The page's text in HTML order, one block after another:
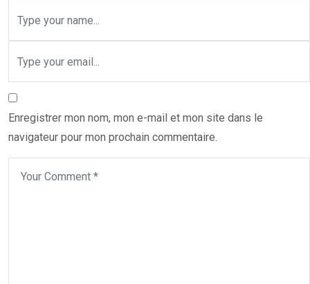
Enregistrer mon nom, mon e-mail et mon site dans le
navigateur pour mon prochain commentaire.